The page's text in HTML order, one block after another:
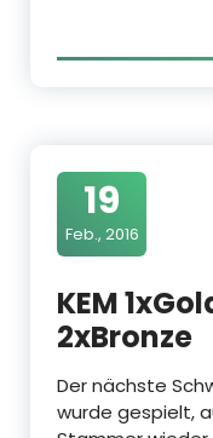
19
Feb., 2016
KEM
2xBronze
Der nächste
wurde gespielt,